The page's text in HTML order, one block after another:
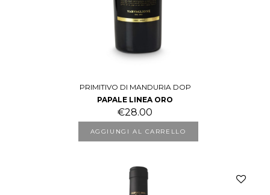
PRIMITIVO DI MANDURIA DOP
PAPALE LINEA ORO
€28.00
AGGIUNGI AL CARRELLO